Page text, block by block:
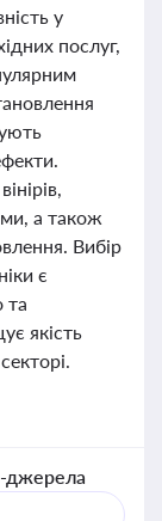
у
послуг,
а також
Вибір
є
та
якість
джерела